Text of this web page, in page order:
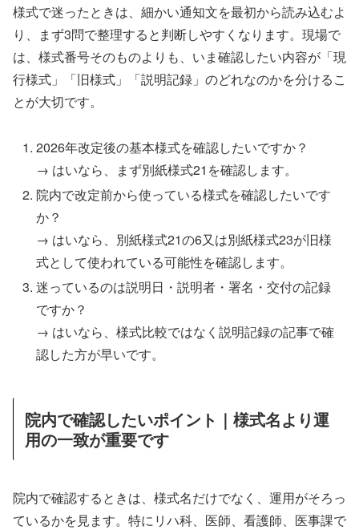
様式で迷ったときは、細かい通知文を最初から読み込むよ
り、まず3問で整理すると判断しやすくなります。現場で
は、様式番号そのものよりも、いま確認したい内容が「現
行様式」「旧様式」「説明記録」のどれなのかを分けるこ
とが大切です。
2026年改定後の基本様式を確認したいですか？
→ はいなら、まず別紙様式21を確認します。
院内で改定前から使っている様式を確認したいです
か？
→ はいなら、別紙様式21の6又は別紙様式23が旧様
式として使われている可能性を確認します。
迷っているのは説明日・説明者・署名・交付の記録
ですか？
→ はいなら、様式比較ではなく説明記録の記事で確
認した方が早いです。
院内で確認したいポイント｜様式名より運
用の一致が重要です
院内で確認するときは、様式名だけでなく、運用がそろっ
ているかを見ます。特にリハ科、医師、看護師、医事課で